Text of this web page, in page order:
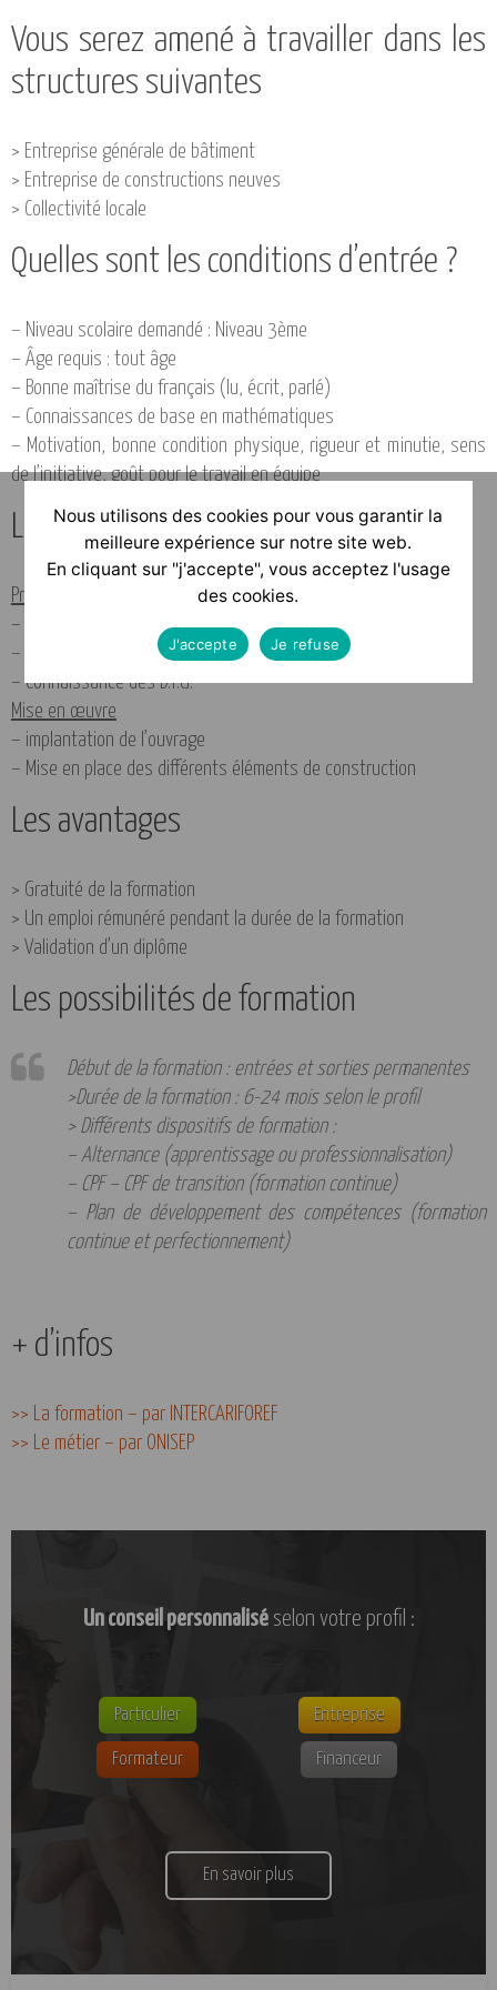
Vous serez amené à travailler dans les
structures suivantes
> Entreprise générale de bâtiment
> Entreprise de constructions neuves
> Collectivité locale
Quelles sont les conditions d’entrée ?
– Niveau scolaire demandé : Niveau 3ème
– Âge requis : tout âge
– Bonne maîtrise du français (lu, écrit, parlé)
– Connaissances de base en mathématiques
– Motivation, bonne condition physique, rigueur et minutie, sens
de l’initiative, goût pour le travail en équipe
Le programme
Présentation du métier
– Sécurité et prévention
– Connaissance des matériaux et du matériel
– Connaissance des D.T.U.
Mise en œuvre
– implantation de l’ouvrage
– Mise en place des différents éléments de construction
Les avantages
> Gratuité de la formation
> Un emploi rémunéré pendant la durée de la formation
> Validation d’un diplôme
Les possibilités de formation
Début de la formation : entrées et sorties permanentes
>Durée de la formation : 6-24 mois selon le profil
> Différents dispositifs de formation :
– Alternance (apprentissage ou professionnalisation)
– CPF – CPF de transition (formation continue)
– Plan de développement des compétences (formation
continue et perfectionnement)
+ d’infos
>> La formation – par INTERCARIFOREF
>> Le métier – par ONISEP
Un conseil personnaliséselon votre profil :
Particulier Entreprise
Formateur Financeur
En savoir plus
Nous utilisons des cookies pour vous garantir la
meilleure expérience sur notre site web.
En cliquant sur "j'accepte", vous acceptez l'usage
des cookies.
J'accepte Je refuse